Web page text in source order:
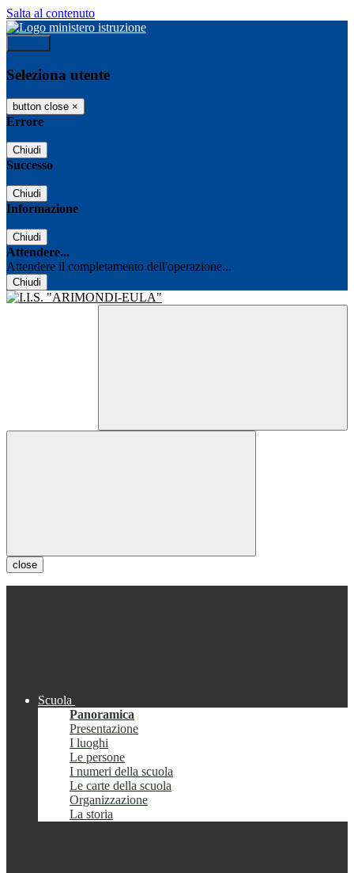
Salta al contenuto
Seleziona utente
button close ×
Errore
Chiudi
Successo
Chiudi
Informazione
Chiudi
Attendere...
Attendere il completamento dell'operazione...
Chiudi
close
Scuola
Panoramica
Presentazione
I luoghi
Le persone
I numeri della scuola
Le carte della scuola
Organizzazione
La storia